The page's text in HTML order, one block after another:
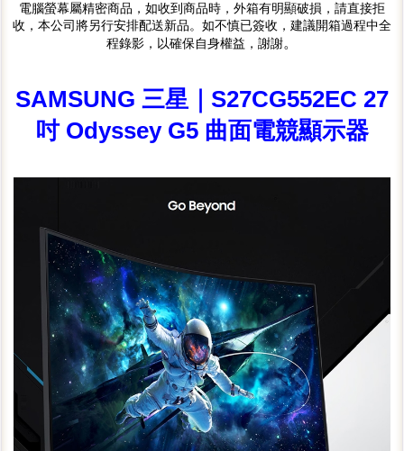
電腦螢幕屬精密商品，如收到商品時，外箱有明顯破損，請直接拒
收，本公司將另行安排配送新品。如不慎已簽收，建議開箱過程中全
程錄影，以確保自身權益，謝謝。
SAMSUNG 三星｜S27CG552EC 27
吋 Odyssey G5 曲面電競顯示器